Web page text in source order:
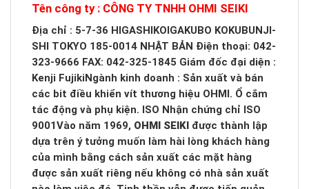
Tên công ty : CÔNG TY TNHH OHMI SEIKI
Địa chỉ : 5-7-36 HIGASHIKOIGAKUBO KOKUBUNJI-
SHI TOKYO 185-0014 NHẬT BẢN Điện thoại: 042-
323-9666 FAX: 042-325-1845 Giám đốc đại diện :
Kenji FujikiNgành kinh doanh : Sản xuất và bán
các bit điều khiển vít thương hiệu OHMI. Ổ cắm
tác động và phụ kiện. ISO Nhận chứng chỉ ISO
9001Vào năm 1969, OHMI SEIKI được thành lập
dựa trên ý tưởng muốn làm hài lòng khách hàng
của mình bằng cách sản xuất các mặt hàng
được sản xuất riêng nếu không có nhà sản xuất